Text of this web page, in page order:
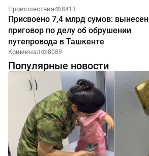
Происшествия 8413
Присвоено 7,4 млрд сумов: вынесен
приговор по делу об обрушении
путепровода в Ташкенте
Криминал 8089
Популярные новости